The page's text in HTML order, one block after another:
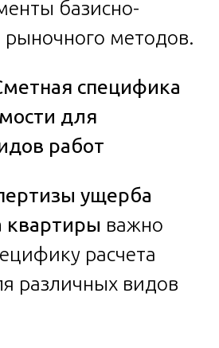
базисно-
рыночного методов.
специфика
для
работ
ущерба
квартиры важно
расчета
различных видов